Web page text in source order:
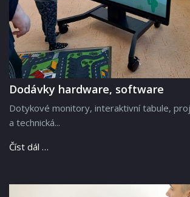
Dodávky hardware, software
Dotykové monitory, interaktivní tabule,
a technická...
Číst dál …